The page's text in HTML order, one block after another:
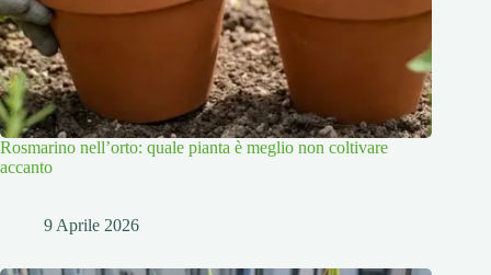
Rosmarino nell’orto: quale pianta è meglio non coltivare
accanto
9 Aprile 2026